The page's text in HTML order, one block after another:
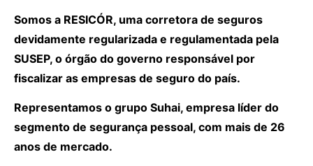
Somos a RESICÓR, uma corretora de seguros
devidamente regularizada e regulamentada pela
SUSEP, o órgão do governo responsável por
fiscalizar as empresas de seguro do país.
Representamos o grupo Suhai, empresa líder do
segmento de segurança pessoal, com mais de 26
anos de mercado.